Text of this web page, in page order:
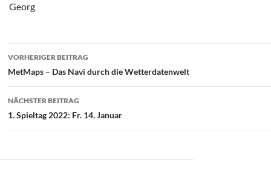
Georg
Beitragsnavigation
VORHERIGER BEITRAG
MetMaps – Das Navi durch die Wetterdatenwelt
NÄCHSTER BEITRAG
1. Spieltag 2022: Fr. 14. Januar